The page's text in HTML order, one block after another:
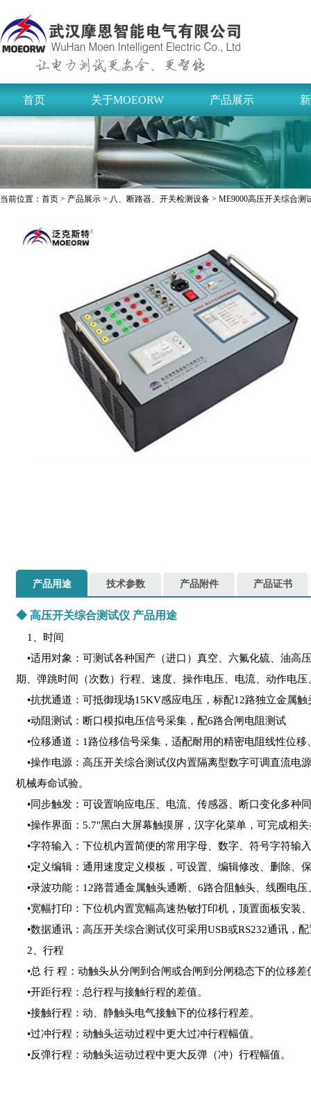
首页 关于MOEORW 产品展示
当前位置： 首页 > 产品展示 > 八、断路器、开关检测设备 > ME9000高压开关综合测
产品用途 技术参数 产品附件 产品证书
◆ 高压开关综合测试仪 产品用途
1、时间
•适用对象：可测试各种国产（进口）真空、六氟化硫、油高
期、弹跳时间（次数）行程、速度、操作电压、电流、动作电
•抗扰通道：可抵御现场15KV感应电压，标配12路独立金属触
•动阻测试：断口模拟电压信号采集，配6路合闸电阻测试
•位移通道：1路位移信号采集，适配耐用的精密电阻线性位
•操作电源：高压开关综合测试仪内置隔离型数字可调直流电
机械寿命试验。
•同步触发：可设置响应电压、电流、传感器、断口变化多种
•操作界面：5.7″黑白大屏幕触摸屏，汉字化菜单，可完成相
•字符输入：下位机内置简便的常用字母、数字、符号字符输
•定义编辑：通用速度定义模板，可设置、编辑修改、删除、
•录波功能：12路普通金属触头通断、6路合阻触头、线圈电
•宽幅打印：下位机内置宽幅高速热敏打印机，顶置面板安装
•数据通讯：高压开关综合测试仪可采用USB或RS232通讯，
2、行程
•总 行 程：动触头从分闸到合闸或合闸到分闸稳态下的位移差
•开距行程：总行程与接触行程的差值。
•接触行程：动、静触头电气接触下的位移行程差。
•过冲行程：动触头运动过程中更大过冲行程幅值。
•反弹行程：动触头运动过程中更大反弹（冲）行程幅值。